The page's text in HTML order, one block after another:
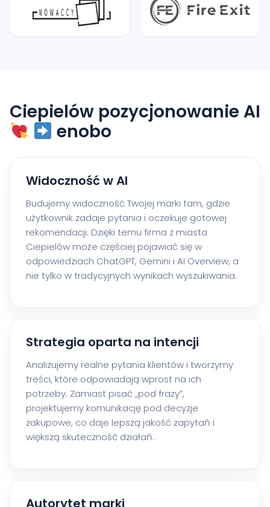
Ciepielów pozycjonowanie AI
enobo
Widoczność w AI
Budujemy widoczność Twojej marki tam, gdzie
użytkownik zadaje pytania i oczekuje gotowej
rekomendacji. Dzięki temu firma z miasta
Ciepielów może częściej pojawiać się w
odpowiedziach ChatGPT, Gemini i AI Overview, a
nie tylko w tradycyjnych wynikach wyszukiwania.
Strategia oparta na intencji
Analizujemy realne pytania klientów i tworzymy
treści, które odpowiadają wprost na ich
potrzeby. Zamiast pisać „pod frazy”,
projektujemy komunikację pod decyzje
zakupowe, co daje lepszą jakość zapytań i
większą skuteczność działań.
Autorytet marki